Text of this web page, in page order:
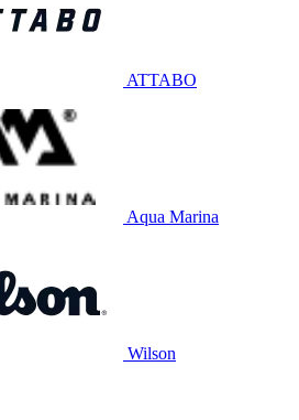
ATTABO
Aqua Marina
Wilson